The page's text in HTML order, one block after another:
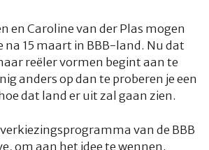
en Caroline van der Plas mogen
na 15 maart in BBB-land. Nu dat
reëler vormen begint aan te
anders op dan te proberen je een
dat land er uit zal gaan zien.
van de BBB
om aan het idee te wennen.